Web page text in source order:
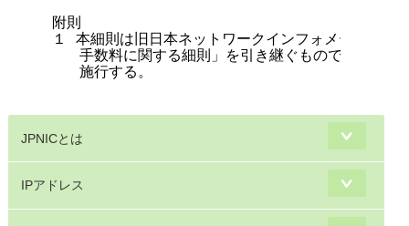
附則
１ 本細則は旧日本ネットワークインフォメーション
手数料に関する細則」を引き継ぐものであり、１
   施行する。
JPNICとは
IPアドレス